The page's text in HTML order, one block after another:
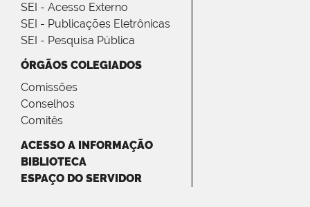
SEI - Acesso Externo
SEI - Publicações Eletrônicas
SEI - Pesquisa Pública
ÓRGÃOS COLEGIADOS
Comissões
Conselhos
Comitês
ACESSO A INFORMAÇÃO
BIBLIOTECA
ESPAÇO DO SERVIDOR